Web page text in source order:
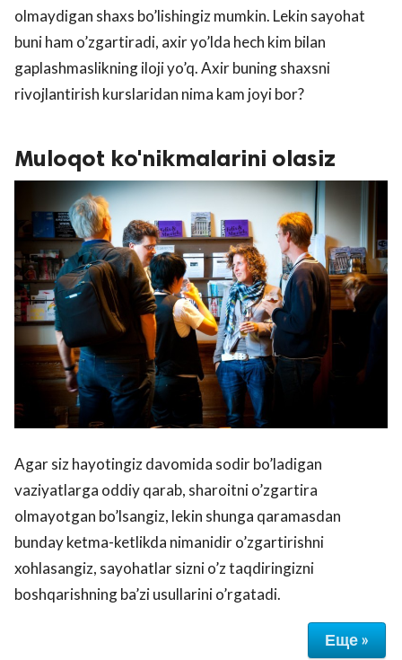
olmaydigan shaxs bo’lishingiz mumkin. Lekin sayohat
buni ham o’zgartiradi, axir yo’lda hech kim bilan
gaplashmaslikning iloji yo’q. Axir buning shaxsni
rivojlantirish kurslaridan nima kam joyi bor?
Muloqot ko'nikmalarini olasiz
Agar siz hayotingiz davomida sodir bo’ladigan
vaziyatlarga oddiy qarab, sharoitni o’zgartira
olmayotgan bo’lsangiz, lekin shunga qaramasdan
bunday ketma-ketlikda nimanidir o’zgartirishni
xohlasangiz, sayohatlar sizni o’z taqdiringizni
boshqarishning ba’zi usullarini o’rgatadi.
Еще »